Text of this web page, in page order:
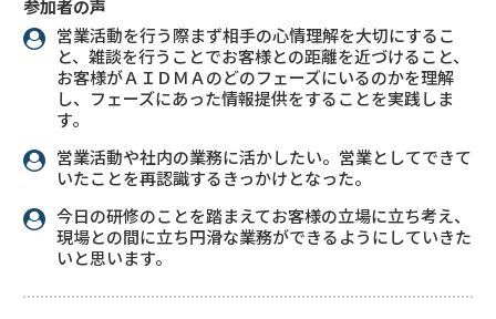
参加者の声
営業活動を行う際まず相手の心情理解を大切にするこ
と、雑談を行うことでお客様との距離を近づけること、
お客様がＡＩＤＭＡのどのフェーズにいるのかを理解
し、フェーズにあった情報提供をすることを実践しま
す。
営業活動や社内の業務に活かしたい。営業としてできて
いたことを再認識するきっかけとなった。
今日の研修のことを踏まえてお客様の立場に立ち考え、
現場との間に立ち円滑な業務ができるようにしていきた
いと思います。